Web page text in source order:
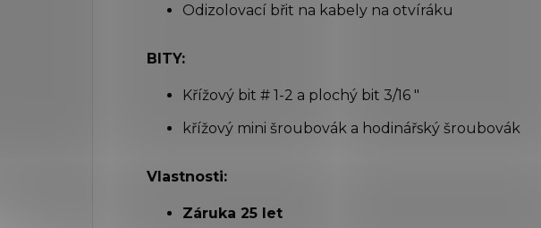
Odizolovací břit na kabely na otvíráku
BITY:
Křížový bit # 1-2 a plochý bit 3/16 "
křížový mini šroubovák a hodinářský šroubovák
Vlastnosti:
Záruka 25 let